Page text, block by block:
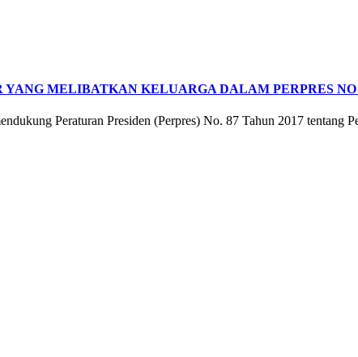
MELIBATKAN KELUARGA DALAM PERPRES NO
Peraturan Presiden (Perpres) No. 87 Tahun 2017